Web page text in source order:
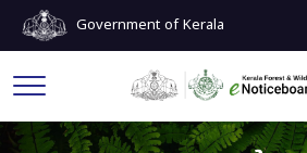
Government of Kerala